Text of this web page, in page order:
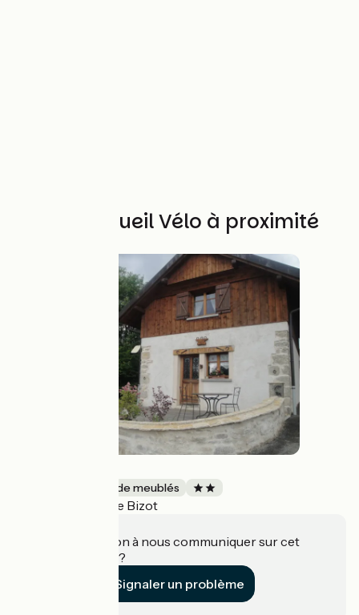
Autres Accueil Vélo à proximité
Gîtes et locations de meublés
Le Bizot
Une information à nous communiquer sur cet
établissement ?
Signaler un problème